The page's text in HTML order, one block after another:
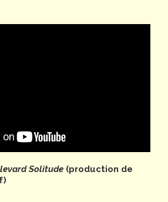
Solitude (production de